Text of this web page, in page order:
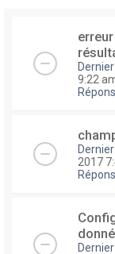
9:22
2017